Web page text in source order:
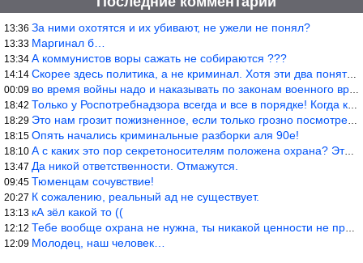
13:36 За ними охотятся и их убивают, не ужели не понял?
13:33 Маргинал б…
13:34 А коммунистов воры сажать не собираются ???
14:14 Скорее здесь политика, а не криминал. Хотя эти два понятия начин
00:09 во время войны надо и наказывать по законам военного времени, а
18:42 Только у Роспотребнадзора всегда и все в порядке! Когда касается
18:29 Это нам грозит пожизненное, если только грозно посмотреть в их с
18:15 Опять начались криминальные разборки аля 90е!
18:10 А с каких это пор секретоносителям положена охрана? Это его зада
13:47 Да никой ответственности. Отмажутся.
09:45 Тюменцам сочувствие!
20:27 К сожалению, реальный ад не существует.
13:13 кА зёл какой то ((
12:12 Тебе вообще охрана не нужна, ты никакой ценности не представляеш
12:09 Молодец, наш человек…